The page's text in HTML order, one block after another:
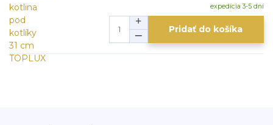
expedícia 3-5 dní
Pridať do košíka